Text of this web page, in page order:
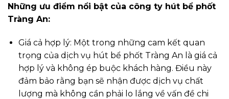
Những ưu điểm nổi bật của công ty hút bể phốt
Tràng An:
Giá cả hợp lý: Một trong những cam kết quan
trọng của dịch vụ hút bể phốt Tràng An là giá cả
hợp lý và không ép buộc khách hàng. Điều này
đảm bảo rằng bạn sẽ nhận được dịch vụ chất
lượng mà không cần phải lo lắng về vấn đề chi